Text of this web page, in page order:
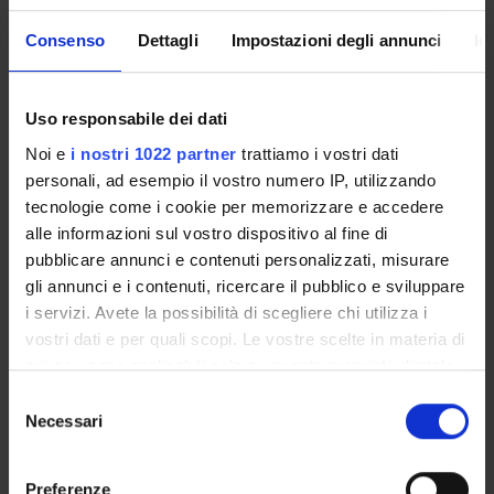
Consenso Dettagli Impostazioni degli annunci
Uso responsabile dei dati
Noi e i nostri 1022 partner trattiamo i vostri dati
personali, ad esempio il vostro numero IP, utilizzando
tecnologie come i cookie per memorizzare e accedere
alle informazioni sul vostro dispositivo al fine di
pubblicare annunci e contenuti personalizzati, misurare
gli annunci e i contenuti, ricercare il pubblico e sviluppare
i servizi. Avete la possibilità di scegliere chi utilizza i
vostri dati e per quali scopi. Le vostre scelte in materia di
privacy sono applicabili solo su questa proprietà digitale
modificare o revocare il proprio consenso in qualsiasi
momento dalla Dichiarazione sui cookie o facendo clic
Necessari
Preferenze
Roberto Meneghini
Orario Lezioni
Obiettivi di apprendimento
Le procedure diagnostiche di medicina nucleare possono
essere descritte come imaging molecolare; sono infatti
eseguite per identificare processi fisiologici o patologici, a
livello cellulare e molecolare all'interno del corpo. Le
procedure terapeutiche di medicina nucleare vengono
eseguite utilizzando materiali radioattivi allo scopo di trattare
terapeutiche di medicina nucleare/imaging molecolare
garantendo la conformità con i requisiti di preparazione del